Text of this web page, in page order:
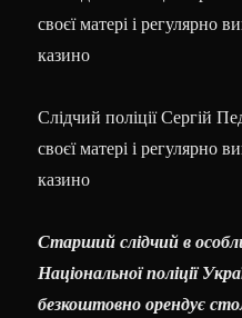
Слідчий поліції Сергій
своєї матері і регулярно
казино
Старший слідчий в
Національної поліції
безкоштовно орендує